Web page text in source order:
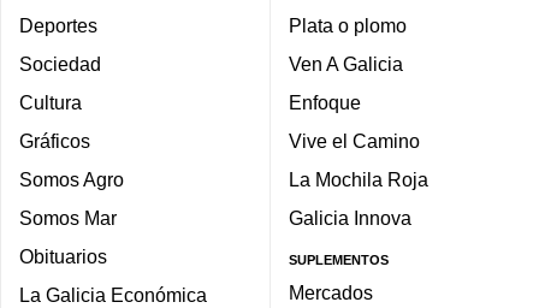
Deportes
Sociedad
Cultura
Gráficos
Somos Agro
Somos Mar
Obituarios
La Galicia Económica
Plata o plomo
Ven A Galicia
Enfoque
Vive el Camino
La Mochila Roja
Galicia Innova
SUPLEMENTOS
Mercados